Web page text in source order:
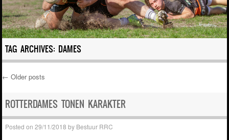
TAG ARCHIVES: DAMES
Post navigation
← Older posts
ROTTERDAMES TONEN KARAKTER
Posted on29/11/2018 by Bestuur RRC